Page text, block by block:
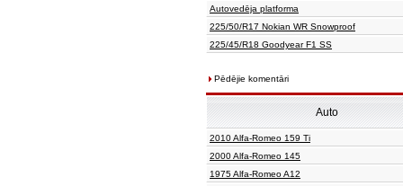
Autovedēja platforma
225/50/R17 Nokian WR Snowproof
225/45/R18 Goodyear F1 SS
Pēdējie komentāri
Auto
2010 Alfa-Romeo 159 Ti
2000 Alfa-Romeo 145
1975 Alfa-Romeo A12